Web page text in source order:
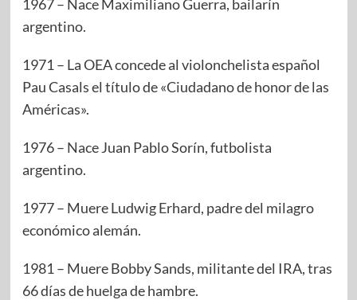
1967 – Nace Maximiliano Guerra, bailarín
argentino.
1971 – La OEA concede al violonchelista español
Pau Casals el título de «Ciudadano de honor de las
Américas».
1976 – Nace Juan Pablo Sorín, futbolista
argentino.
1977 – Muere Ludwig Erhard, padre del milagro
económico alemán.
1981 – Muere Bobby Sands, militante del IRA, tras
66 días de huelga de hambre.